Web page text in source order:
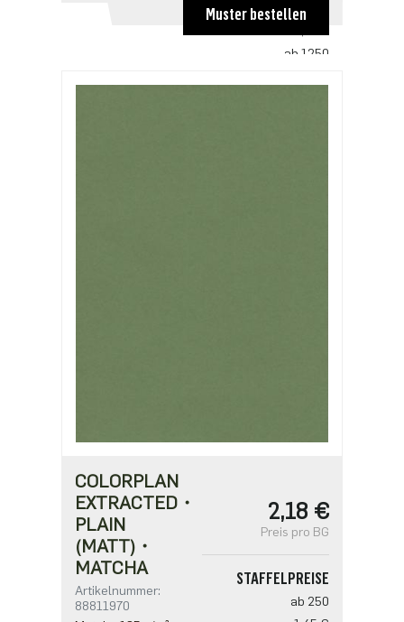
ab 500
ab 1250
Muster bestellen
COLORPLAN
EXTRACTED・
PLAIN
(MATT)・
MATCHA
Artikelnummer:
88811970
2,18 €
Preis pro BG
STAFFELPREISE
ab 250